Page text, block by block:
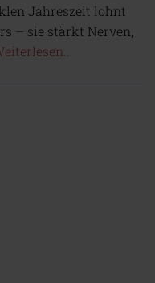
Jahreszeit lohnt
– sie stärkt Nerven,